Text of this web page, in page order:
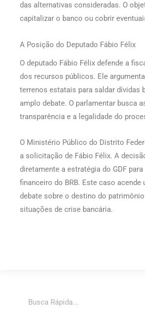
das alternativas consideradas. O
capitalizar o banco ou cobrir
A Posição do Deputado Fábio Félix
O deputado Fábio Félix defende a
dos recursos públicos. Ele
terrenos estatais para saldar dívidas
amplo debate. O parlamentar busca
transparência e a legalidade do
O Ministério Público do Distrito
a solicitação de Fábio Félix. A
diretamente a estratégia do GDF
financeiro do BRB. Este caso acende
debate sobre o destino do
situações de crise bancária.